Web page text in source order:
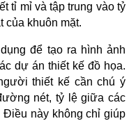
tỉ mỉ và tập trung vào tỷ
của khuôn mặt.
để tạo ra hình ảnh
dự án thiết kế đồ họa.
thiết kế cần chú ý
nét, tỷ lệ giữa các
Điều này không chỉ giúp